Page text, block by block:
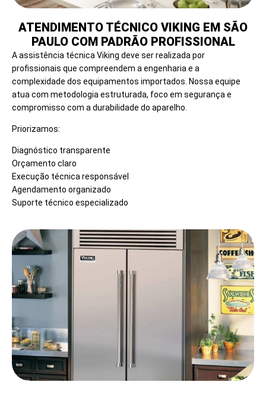
ATENDIMENTO TÉCNICO VIKING EM SÃO
PAULO COM PADRÃO PROFISSIONAL
A assistência técnica Viking deve ser realizada por
profissionais que compreendem a engenharia e a
complexidade dos equipamentos importados. Nossa equipe
atua com metodologia estruturada, foco em segurança e
compromisso com a durabilidade do aparelho.
Priorizamos:
Diagnóstico transparente
Orçamento claro
Execução técnica responsável
Agendamento organizado
Suporte técnico especializado